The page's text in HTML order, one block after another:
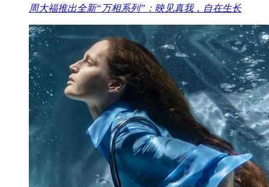
周大福推出全新“万相系列”：映见真我，自在生长